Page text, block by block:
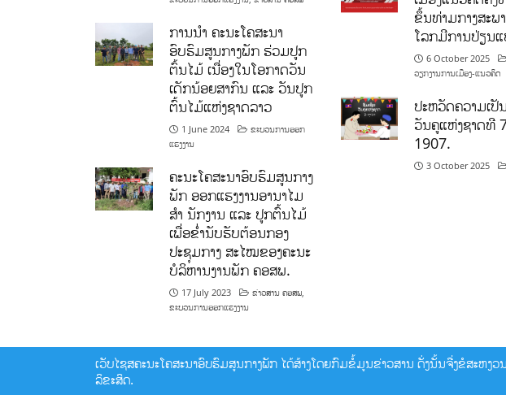
ການນໍາ ຄະນະໂຄສະນາ
ອົບຮົມສູນກາງພັກ ຮ່ວມປູກ
ຕົ້ນໄມ້ ເນື່ອງໃນໂອກາດວັນ
ເດັກນ້ອຍສາກົນ ແລະ ວັນປູກ
ຕົ້ນໄມ້ແຫ່ງຊາດລາວ
1 June 2024
ຂະບວນການອອກ
ແຮງງານ
ຄະນະໂຄສະນາອົບຮົມສູນກາງ
ພັກ ອອກແຮງງານອານາໄມ
ສໍາ ນັກງານ ແລະ ປູກຕົ້ນໄມ້
ເພື່ອຂໍ່ານັບຮັບຕ້ອນກອງ
ປະຊຸມກາງ ສະໄໝຂອງຄະນະ
ບໍລິຫານງານພັກ ຄອສພ.
17 July 2023 ຂ່າວສານ ຄອສພ,
ຂະບວນການອອກແຮງງານ
ຂຶ້ນທ່າມກາງສະພ
ໂລກມີການປ່ຽນແ
6 October 2025
ວຽກງານການເມືອງ-ແນວຄິດ
ປະຫວັດຄວາມເປັ
ວັນຄູແຫ່ງຊາດທີ
1907.
3 October 2025
ເວັບໄຊສຄະນະໂຄສະນາອົບຮົມສູນກາງພັກ ໄດ້ສ້າງໂດຍກົມຂໍ້ມູນຂ່າວສານ ດັ່ງນັ້ນຈື່ງຂໍສະຫງວນ
ລິຂະສິດ.